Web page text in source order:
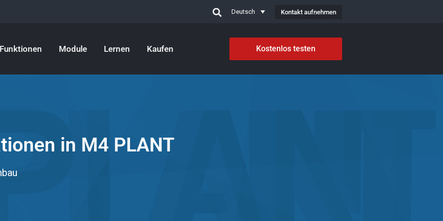
Deutsch Kontakt aufnehmen
Funktionen Module Lernen Kaufen Kostenlos testen
in M4 PLANT